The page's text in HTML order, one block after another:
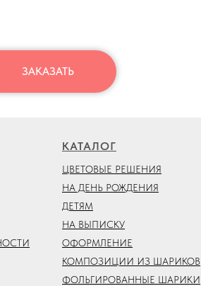
ЗАКАЗАТЬ
КАТАЛОГ
ЦВЕТОВЫЕ РЕШЕНИЯ
НА ДЕНЬ РОЖДЕНИЯ
ДЕТЯМ
НА ВЫПИСКУ
ОФОРМЛЕНИЕ
КОМПОЗИЦИИ ИЗ ШАРИКОВ
ФОЛЬГИРОВАННЫЕ ШАРИКИ